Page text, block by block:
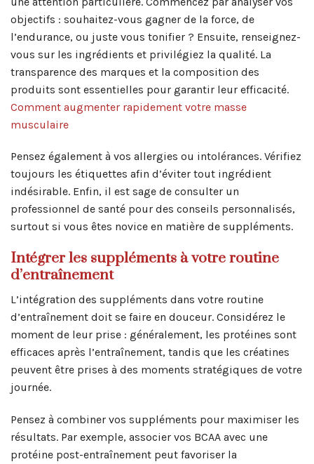
objectifs : souhaitez-vous gagner de la force, de
l’endurance, ou juste vous tonifier ? Ensuite, renseignez-
vous sur les ingrédients et privilégiez la qualité. La
transparence des marques et la composition des
produits sont essentielles pour garantir leur efficacité.
Comment augmenter rapidement votre masse
musculaire
Pensez également à vos allergies ou intolérances. Vérifiez
toujours les étiquettes afin d’éviter tout ingrédient
indésirable. Enfin, il est sage de consulter un
professionnel de santé pour des conseils personnalisés,
surtout si vous êtes novice en matière de suppléments.
Intégrer les suppléments à votre routine
d’entraînement
L’intégration des suppléments dans votre routine
d’entraînement doit se faire en douceur. Considérez le
moment de leur prise : généralement, les protéines sont
efficaces après l’entraînement, tandis que les créatines
peuvent être prises à des moments stratégiques de votre
journée.
Pensez à combiner vos suppléments pour maximiser les
résultats. Par exemple, associer vos BCAA avec une
protéine post-entraînement peut favoriser la